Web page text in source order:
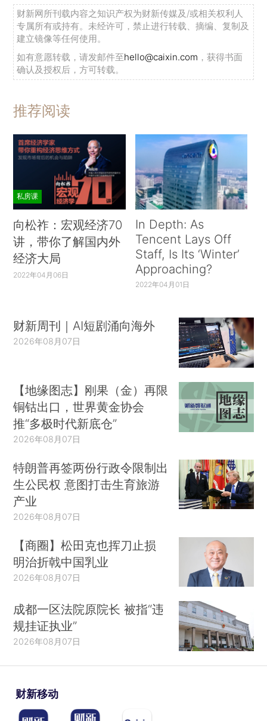
财新网所刊载内容之知识产权为财新传媒及/或相关权利人
专属所有或持有。未经许可，禁止进行转载、摘编、复制及
建立镜像等任何使用。
如有意愿转载，请发邮件至hello@caixin.com ，获得书面
确认及授权后，方可转载。
推荐阅读
私房课
向松祚：宏观经济70
讲，带你了解国内外
经济大局
2022年04月06日
In Depth: As
Tencent Lays Off
Staff, Is Its ‘Winter’
Approaching?
2022年04月01日
财新周刊｜AI短剧涌向海外
2026年08月07日
【地缘图志】刚果（金）再限
铜钴出口，世界黄金协会
推“多极时代新底仓”
2026年08月07日
特朗普再签两份行政令限制出
生公民权 意图打击生育旅游
产业
2026年08月07日
【商圈】松田克也挥刀止损
明治折戟中国乳业
2026年08月07日
成都一区法院原院长 被指“违
规挂证执业”
2026年08月07日
财新移动